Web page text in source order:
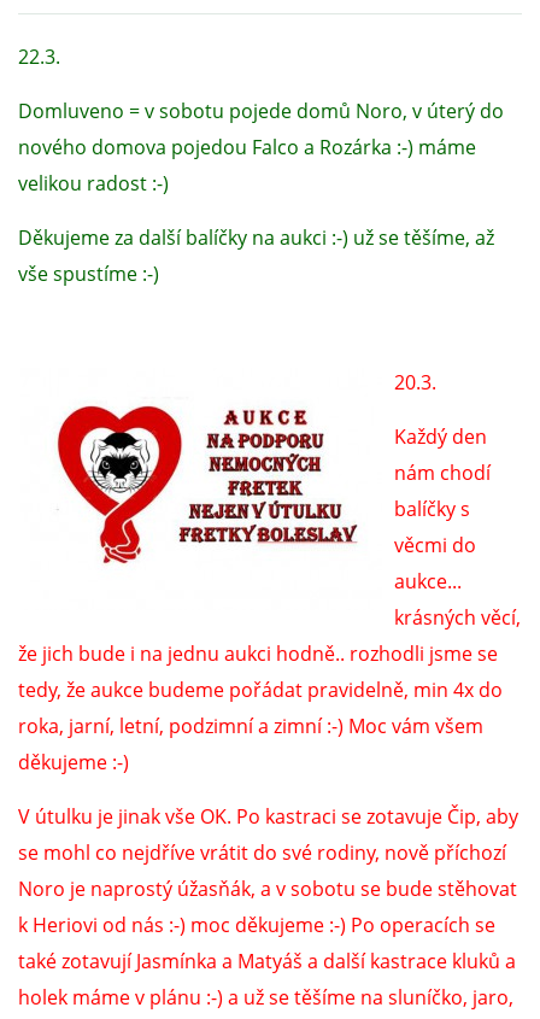
PODMÍNKY PŘEVZETÍ FRETKY.
O FRETCE
CHCI SI POŘÍDIT FRETKU
VÝCHOVA FRETKY
JAK FRETKA BYDLÍ
CESTOVÁNÍ S FRETKOU
JEDNA ČÍ VÍCE FRETEK?
KASTRACE
22.3.
Domluveno = v sobotu pojede domů Noro, v úterý do
nového domova pojedou Falco a Rozárka :-) máme
velikou radost :-)
Děkujeme za další balíčky na aukci :-) už se těšíme, až
vše spustíme :-)
20.3.
Každý den
nám chodí
balíčky s
věcmi do
aukce...
krásných věcí,
že jich bude i na jednu aukci hodně.. rozhodli jsme se
tedy, že aukce budeme pořádat pravidelně, min 4x do
roka, jarní, letní, podzimní a zimní :-) Moc vám všem
děkujeme :-)
V útulku je jinak vše OK. Po kastraci se zotavuje Čip, aby
se mohl co nejdříve vrátit do své rodiny, nově příchozí
Noro je naprostý úžasňák, a v sobotu se bude stěhovat
k Heriovi od nás :-) moc děkujeme :-) Po operacích se
také zotavují Jasmínka a Matyáš a další kastrace kluků a
holek máme v plánu :-) a už se těšíme na sluníčko, jaro,